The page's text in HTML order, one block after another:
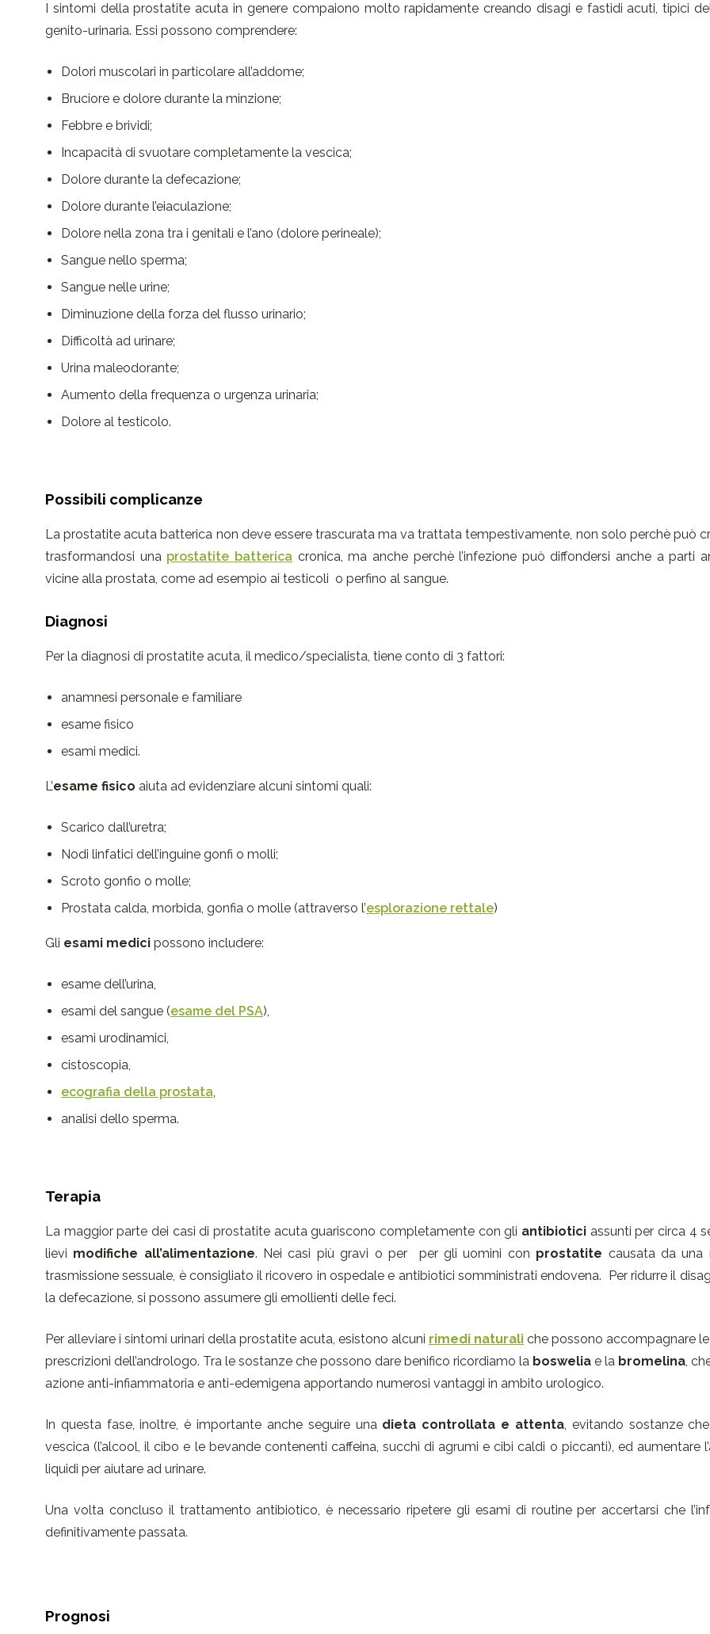
I sintomi della prostatite acuta in genere compaiono molto rapidamente creando disagi e fastidi acuti, tipici
genito-urinaria. Essi possono comprendere:
Dolori muscolari in particolare all’addome;
Bruciore e dolore durante la minzione;
Febbre e brividi;
Incapacità di svuotare completamente la vescica;
Dolore durante la defecazione;
Dolore durante l’eiaculazione;
Dolore nella zona tra i genitali e l’ano (dolore perineale);
Sangue nello sperma;
Sangue nelle urine;
Diminuzione della forza del flusso urinario;
Difficoltà ad urinare;
Urina maleodorante;
Aumento della frequenza o urgenza urinaria;
Dolore al testicolo.
Possibili complicanze
La prostatite acuta batterica non deve essere trascurata ma va trattata tempestivamente, non solo perchè può
trasformandosi una prostatite batterica cronica, ma anche perchè l’infezione può diffondersi anche a parti
vicine alla prostata, come ad esempio ai testicoli o perfino al sangue.
Diagnosi
Per la diagnosi di prostatite acuta, il medico/specialista, tiene conto di 3 fattori:
anamnesi personale e familiare
esame fisico
esami medici.
L’esame fisico aiuta ad evidenziare alcuni sintomi quali:
Scarico dall’uretra;
Nodi linfatici dell’inguine gonfi o molli;
Scroto gonfio o molle;
Prostata calda, morbida, gonfia o molle (attraverso l’esplorazione rettale)
Gli esami medici possono includere:
esame dell’urina,
esami del sangue (esame del PSA),
esami urodinamici,
cistoscopia,
ecografia della prostata,
analisi dello sperma.
Terapia
La maggior parte dei casi di prostatite acuta guariscono completamente con gli antibiotici assunti per circa 4
lievi modifiche all’alimentazione. Nei casi più gravi o per per gli uomini con prostatite causata da una
trasmissione sessuale, è consigliato il ricovero in ospedale e antibiotici somministrati endovena. Per ridurre il
la defecazione, si possono assumere gli emollienti delle feci.
Per alleviare i sintomi urinari della prostatite acuta, esistono alcuni rimedi naturali che possono accompagnare le
prescrizioni dell’andrologo. Tra le sostanze che possono dare benifico ricordiamo la boswelia e la bromelina,
azione anti-infiammatoria e anti-edemigena apportando numerosi vantaggi in ambito urologico.
In questa fase, inoltre, è importante anche seguire una dieta controllata e attenta, evitando sostanze
vescica (l’alcool, il cibo e le bevande contenenti caffeina, succhi di agrumi e cibi caldi o piccanti), ed aumentare
liquidi per aiutare ad urinare.
Una volta concluso il trattamento antibiotico, è necessario ripetere gli esami di routine per accertarsi che
definitivamente passata.
Prognosi